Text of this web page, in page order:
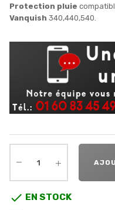
Protection pluie
Vanquish 340,440,540.
 EN STOCK